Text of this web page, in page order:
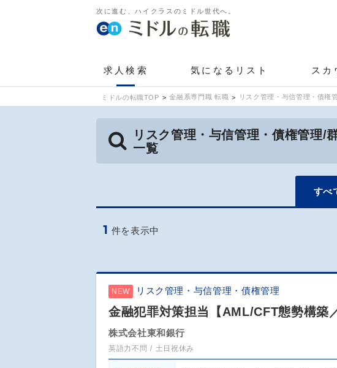
次に進む、ハイクラスのミドル世代へ。
求人検索 気になるリスト スカ
ミドルの転職TOP 金融系専門職 転職 リスク管理・与信管理・債権
リスク管理・与信管理・債権管理/
一覧
すべ
1 件を表示中
NEW リスク管理・与信管理・債権管理
金融犯罪対策担当【AML/CFT態勢構築
株式会社東和銀行
英語力不問 土日祝休み